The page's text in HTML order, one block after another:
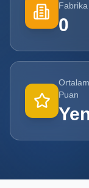
Kampanyalar
POPÜLER
Şişe ve Kavanoz
Ambalaj Üreticileri
Fabrika
0
Puan